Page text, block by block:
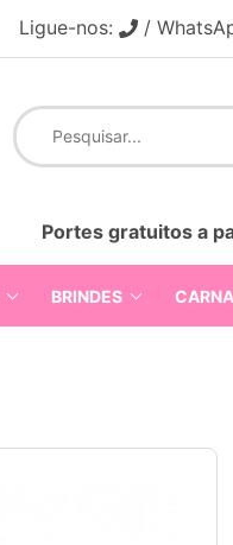
Ligue-nos: /
Portes gratuitos a
BRINDES